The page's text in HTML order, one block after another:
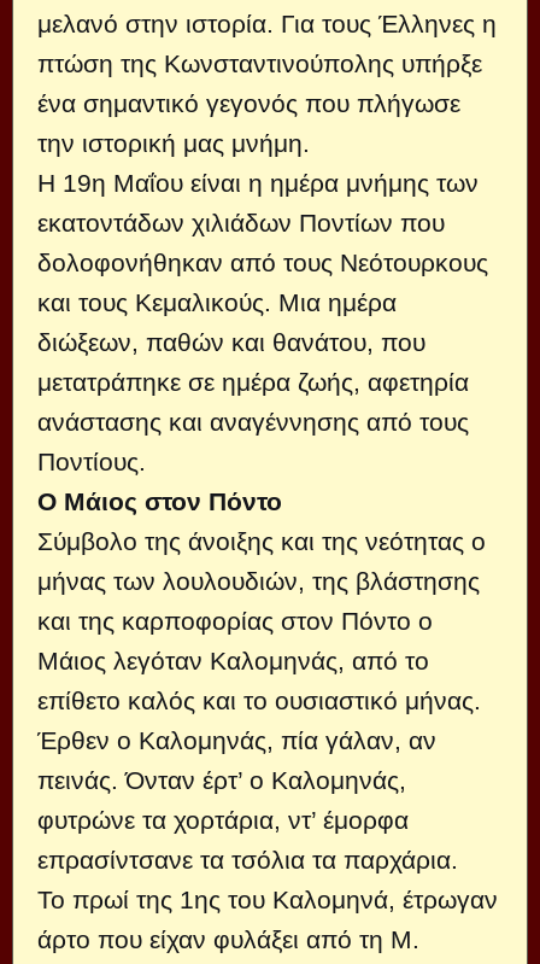
μελανό στην ιστορία. Για τους Έλληνες η
πτώση της Κωνσταντινούπολης υπήρξε
ένα σημαντικό γεγονός που πλήγωσε
την ιστορική μας μνήμη.
Η 19η Μαΐου είναι η ημέρα μνήμης των
εκατοντάδων χιλιάδων Ποντίων που
δολοφονήθηκαν από τους Νεότουρκους
και τους Κεμαλικούς. Μια ημέρα
διώξεων, παθών και θανάτου, που
μετατράπηκε σε ημέρα ζωής, αφετηρία
ανάστασης και αναγέννησης από τους
Ποντίους.
Ο Μάιος στον Πόντο
Σύμβολο της άνοιξης και της νεότητας ο
μήνας των λουλουδιών, της βλάστησης
και της καρποφορίας στον Πόντο ο
Μάιος λεγόταν Καλομηνάς, από το
επίθετο καλός και το ουσιαστικό μήνας.
Έρθεν ο Καλομηνάς, πία γάλαν, αν
πεινάς. Όνταν έρτ’ ο Καλομηνάς,
φυτρώνε τα χορτάρια, ντ’ έμορφα
επρασίντσανε τα τσόλια τα παρχάρια.
Το πρωί της 1ης του Καλομηνά, έτρωγαν
άρτο που είχαν φυλάξει από τη Μ.